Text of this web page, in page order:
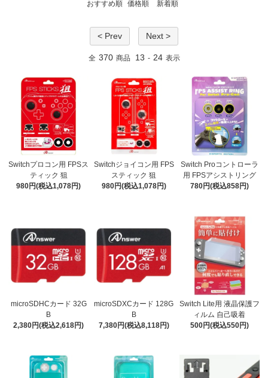
おすすめ順 価格順 新着順
< Prev Next >
全 370 商品 13 - 24 表示
Switchプロコン用 FPSス
ティック 狙
980円(税込1,078円)
Switchジョイコン用 FPS
スティック 狙
980円(税込1,078円)
Switch Proコントローラ
用 FPSアシストリング
780円(税込858円)
microSDHCカード 32G
B
2,380円(税込2,618円)
microSDXCカード 128G
B
7,380円(税込8,118円)
Switch Lite用 液晶保護フ
ィルム 自己吸着
500円(税込550円)